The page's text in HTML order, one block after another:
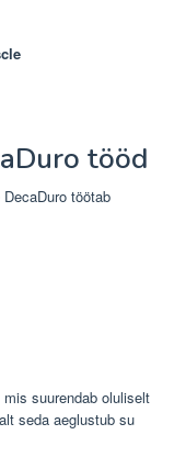
tööd
töötab
suurendab oluliselt
seda aeglustub su